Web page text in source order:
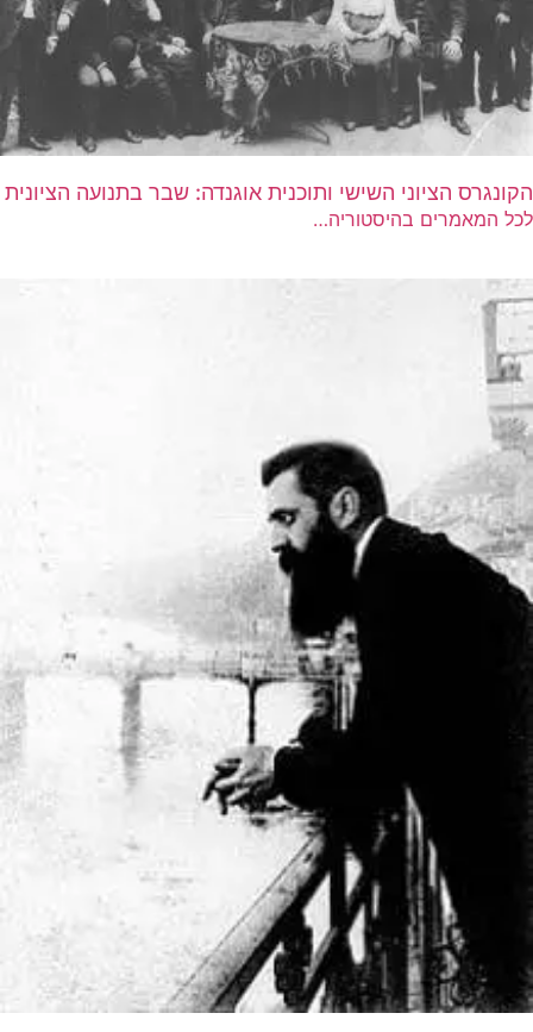
הקונגרס הציוני השישי ותוכנית אוגנדה: שבר בתנועה הציונית
לכל המאמרים בהיסטוריה…